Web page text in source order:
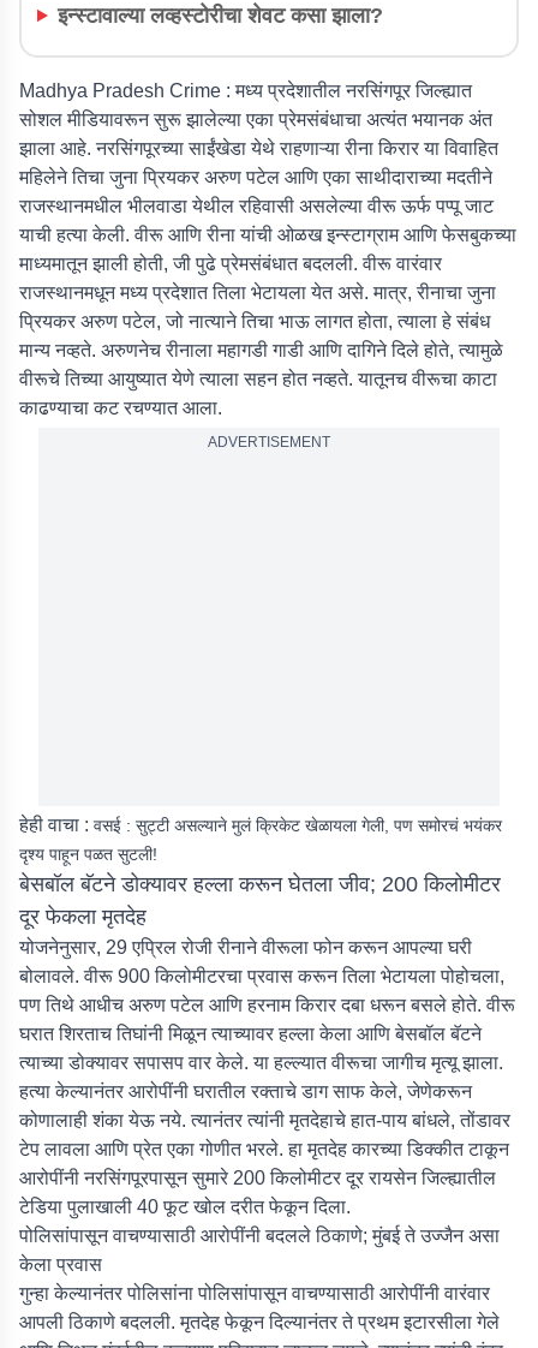
इन्स्टावाल्या लव्हस्टोरीचा शेवट कसा झाला?
Madhya Pradesh Crime :मध्य प्रदेशातील नरसिंगपूर जिल्ह्यात
सोशल मीडियावरून सुरू झालेल्या एका प्रेमसंबंधाचा अत्यंत भयानक अंत
झाला आहे. नरसिंगपूरच्या साईंखेडा येथे राहणाऱ्या रीना किरार या विवाहित
महिलेने तिचा जुना प्रियकर अरुण पटेल आणि एका साथीदाराच्या मदतीने
राजस्थानमधील भीलवाडा येथील रहिवासी असलेल्या वीरू ऊर्फ पप्पू जाट
याची हत्या केली. वीरू आणि रीना यांची ओळख इन्स्टाग्राम आणि फेसबुकच्या
माध्यमातून झाली होती, जी पुढे प्रेमसंबंधात बदलली. वीरू वारंवार
राजस्थानमधून मध्य प्रदेशात तिला भेटायला येत असे. मात्र, रीनाचा जुना
प्रियकर अरुण पटेल, जो नात्याने तिचा भाऊ लागत होता, त्याला हे संबंध
मान्य नव्हते. अरुणनेच रीनाला महागडी गाडी आणि दागिने दिले होते, त्यामुळे
वीरूचे तिच्या आयुष्यात येणे त्याला सहन होत नव्हते. यातूनच वीरूचा काटा
काढण्याचा कट रचण्यात आला.
ADVERTISEMENT
हेही वाचा : वसई : सुट्टी असल्याने मुलं क्रिकेट खेळायला गेली, पण समोरचं भयंकर
दृश्य पाहून पळत सुटली!
बेसबॉल बॅटने डोक्यावर हल्ला करून घेतला जीव; 200 किलोमीटर
दूर फेकला मृतदेह
योजनेनुसार, 29 एप्रिल रोजी रीनाने वीरूला फोन करून आपल्या घरी
बोलावले. वीरू 900 किलोमीटरचा प्रवास करून तिला भेटायला पोहोचला,
पण तिथे आधीच अरुण पटेल आणि हरनाम किरार दबा धरून बसले होते. वीरू
घरात शिरताच तिघांनी मिळून त्याच्यावर हल्ला केला आणि बेसबॉल बॅटने
त्याच्या डोक्यावर सपासप वार केले. या हल्ल्यात वीरूचा जागीच मृत्यू झाला.
हत्या केल्यानंतर आरोपींनी घरातील रक्ताचे डाग साफ केले, जेणेकरून
कोणालाही शंका येऊ नये. त्यानंतर त्यांनी मृतदेहाचे हात-पाय बांधले, तोंडावर
टेप लावला आणि प्रेत एका गोणीत भरले. हा मृतदेह कारच्या डिक्कीत टाकून
आरोपींनी नरसिंगपूरपासून सुमारे 200 किलोमीटर दूर रायसेन जिल्ह्यातील
टेडिया पुलाखाली 40 फूट खोल दरीत फेकून दिला.
पोलिसांपासून वाचण्यासाठी आरोपींनी बदलले ठिकाणे; मुंबई ते उज्जैन असा
केला प्रवास
गुन्हा केल्यानंतर पोलिसांना पोलिसांपासून वाचण्यासाठी आरोपींनी वारंवार
आपली ठिकाणे बदलली. मृतदेह फेकून दिल्यानंतर ते प्रथम इटारसीला गेले